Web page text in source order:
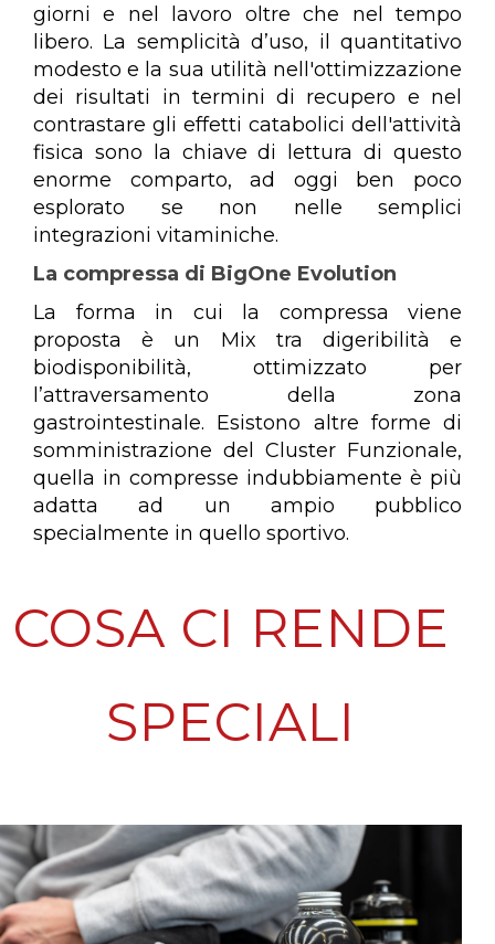
giorni e nel lavoro oltre che nel tempo
libero. La semplicità d’uso, il quantitativo
modesto e la sua utilità nell'ottimizzazione
dei risultati in termini di recupero e nel
contrastare gli effetti catabolici dell'attività
fisica sono la chiave di lettura di questo
enorme comparto, ad oggi ben poco
esplorato se non nelle semplici
integrazioni vitaminiche.
La compressa di BigOne Evolution
La forma in cui la compressa viene
proposta è un Mix tra digeribilità e
biodisponibilità, ottimizzato per
l’attraversamento della zona
gastrointestinale. Esistono altre forme di
somministrazione del Cluster Funzionale,
quella in compresse indubbiamente è più
adatta ad un ampio pubblico
specialmente in quello sportivo.
COSA CI RENDE
SPECIALI